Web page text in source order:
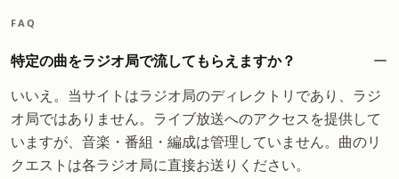
FAQ
特定の曲をラジオ局で流してもらえますか？
いいえ。当サイトはラジオ局のディレクトリであり、ラジ
オ局ではありません。ライブ放送へのアクセスを提供して
いますが、音楽・番組・編成は管理していません。曲のリ
クエストは各ラジオ局に直接お送りください。